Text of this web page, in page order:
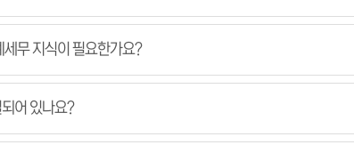
무 지식이 필요한가요?
어 있나요?